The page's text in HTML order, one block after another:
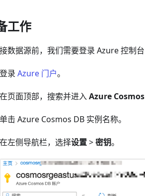
工作
数据源前，我们需要登录 Azure 控制
登录 Azure 门户。
在页面顶部，搜索并进入Azure
单击 Azure Cosmos DB 实例名称。
在左侧导航栏，选择设置>密钥。